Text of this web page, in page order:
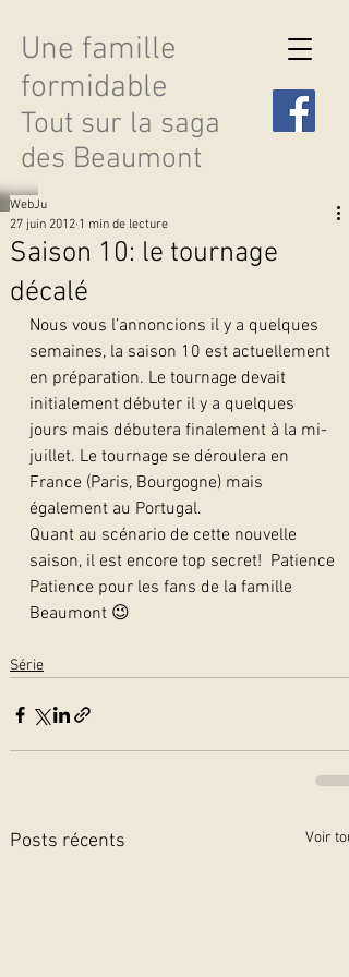
Une famille
formidable
Tout sur la saga
des Beaumont
Saison 10: le tournage
décalé
WebJu
27 juin 2012 1 min de lecture
Nous vous l’annoncions il y a quelques
semaines, la saison 10 est actuellement
en préparation. Le tournage devait
initialement débuter il y a quelques
jours mais débutera finalement à la mi-
juillet. Le tournage se déroulera en
France (Paris, Bourgogne) mais
également au Portugal.
Quant au scénario de cette nouvelle
saison, il est encore top secret!  Patience
Patience pour les fans de la famille
Beaumont 😉
Série
Posts récents Voir tout